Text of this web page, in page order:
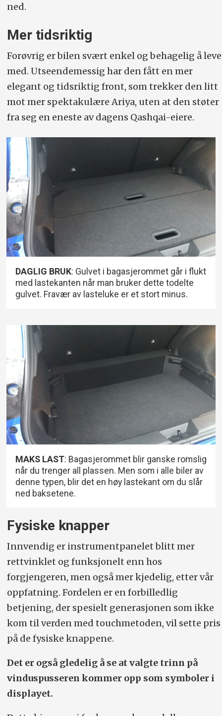
ned.
Mer tidsriktig
Forøvrig er bilen svært enkel og behagelig å leve
med. Utseendemessig har den fått en mer
elegant og tidsriktig front, som trekker den litt
mot mer spektakulære Ariya, uten at den støter
fra seg en eneste av dagens Qashqai-eiere.
DAGLIG BRUK: Gulvet i bagasjerommet går i flukt
med lastekanten når man bruker dette todelte
gulvet. Fravær av lasteluke er et stort minus.
MAKS LAST: Bagasjerommet blir ganske romslig
når du trenger all plassen. Men som i alle biler av
denne typen, blir det en høy lastekant om du slår
ned baksetene.
Fysiske knapper
Innvendig er instrumentpanelet blitt mer
rettvinklet og funksjonelt enn hos
forgjengeren, men også mer kjedelig, etter vår
oppfatning. Fordelen er en forbilledlig
betjening, der spesielt generasjonen som ikke
kom til verden med touchmetoden, vil sette pris
på de fysiske knappene.
Det er også gledelig å se at valgte trinn på
vinduspusseren kommer opp som symboler i
displayet.